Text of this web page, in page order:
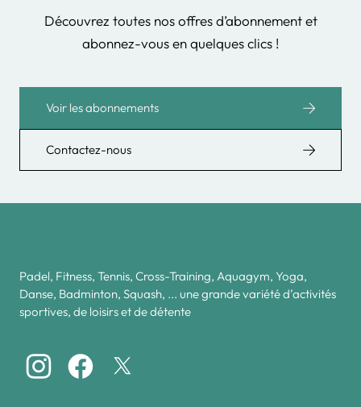
Découvrez toutes nos offres d’abonnement et
abonnez-vous en quelques clics !
Voir les abonnements
Contactez-nous
Padel, Fitness, Tennis, Cross-Training, Aquagym, Yoga,
Danse, Badminton, Squash, ... une grande variété d’activités
sportives, de loisirs et de détente